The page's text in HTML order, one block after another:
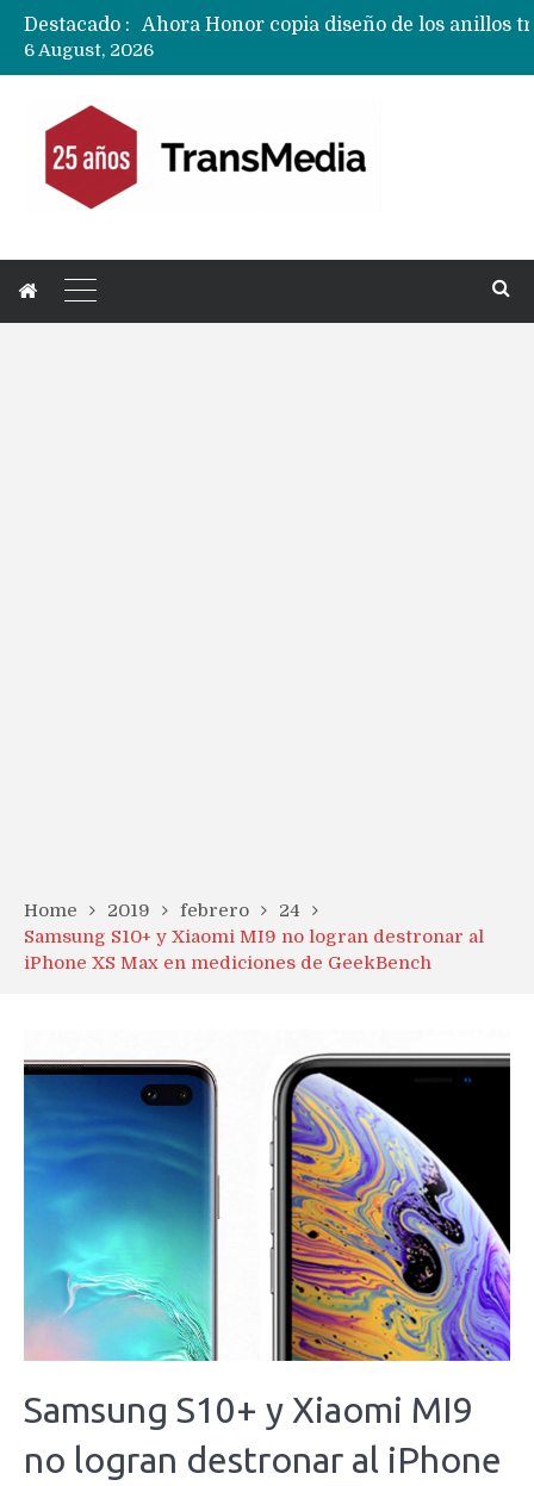
Destacado :
6 August, 2026
Home 2019 febrero
24
Samsung S10+ y Xiaomi MI9 no logran destronar al
iPhone XS Max en mediciones de GeekBench
Samsung S10+ y Xiaomi MI9
no logran destronar al iPhone